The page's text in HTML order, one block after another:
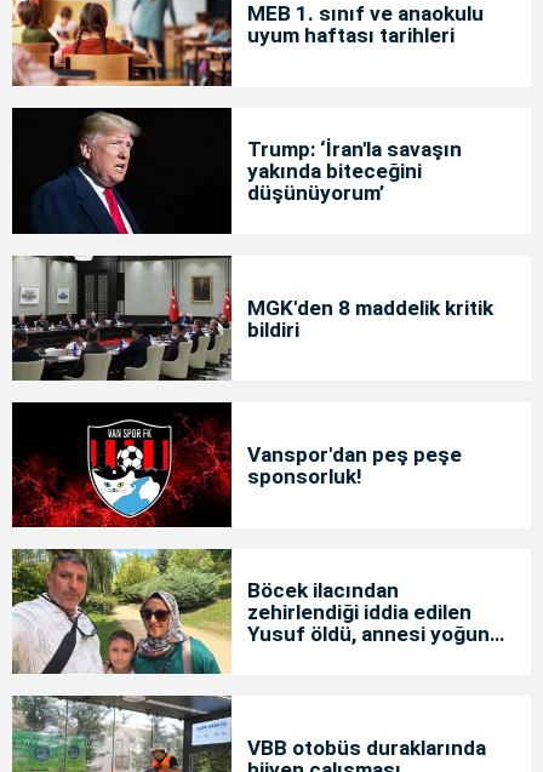
MEB 1. sınıf ve anaokulu
uyum haftası tarihleri
Trump: ‘İran'la savaşın
yakında biteceğini
düşünüyorum’
MGK'den 8 maddelik kritik
bildiri
Vanspor'dan peş peşe
sponsorluk!
Böcek ilacından
zehirlendiği iddia edilen
Yusuf öldü, annesi yoğun
VBB otobüs duraklarında